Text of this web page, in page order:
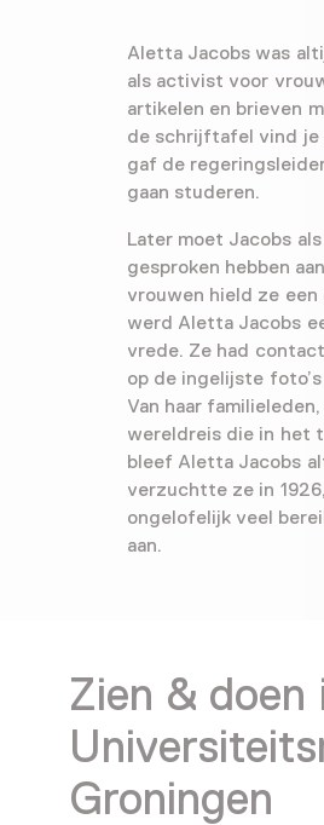
Aletta Jacobs was
als activist voor
artikelen en brieven
de schrijftafel vind je
gaf de
gaan studeren.
Later moet Jacobs
gesproken hebben
vrouwen hield ze een
werd Aletta Jacobs
vrede. Ze had
op de ingelijste
Van haar
wereldreis die in het
bleef Aletta Jacobs
verzuchtte ze in
ongelofelijk veel
aan.
Zien & doen
Groningen